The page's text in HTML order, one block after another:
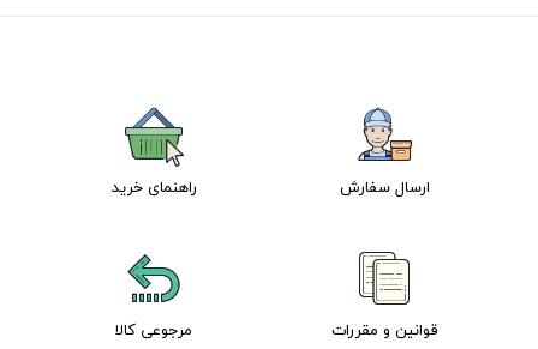
ارسال سفارش راهنمای خرید
قوانین و مقررات مرجوعی کالا